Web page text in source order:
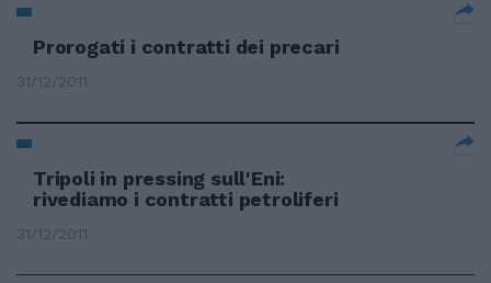
Prorogati i contratti dei precari
31/12/2011
Tripoli in pressing sull'Eni:
rivediamo i contratti petroliferi
31/12/2011